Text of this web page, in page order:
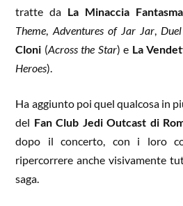
tratte da La Minaccia Fantasma
Theme, Adventures of Jar Jar,
Cloni (Across the Star) e La
Heroes).
Ha aggiunto poi quel qualcosa in
del Fan Club Jedi Outcast di
dopo il concerto, con i loro
ripercorrere anche visivamente
saga.